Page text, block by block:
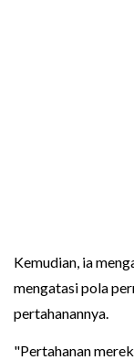
Kemudian, ia
mengatasi pola
pertahanannya.
"Pertahanan